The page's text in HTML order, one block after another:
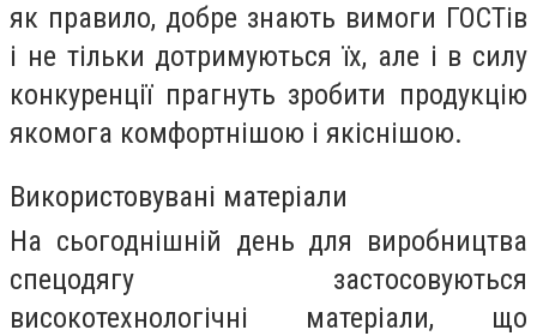
як правило, добре знають вимоги ГОСТів
і не тільки дотримуються їх, але і в силу
конкуренції прагнуть зробити продукцію
якомога комфортнішою і якіснішою.
Використовувані матеріали
На сьогоднішній день для виробництва
спецодягу застосовуються
високотехнологічні матеріали, що